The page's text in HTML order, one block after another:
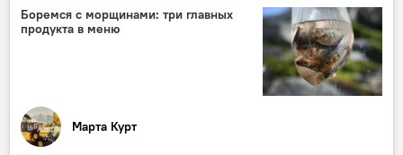
Перспективы
Проблемы
Еврокомиссия
Боремся с морщинами: три главных
продукта в меню
Марта Курт